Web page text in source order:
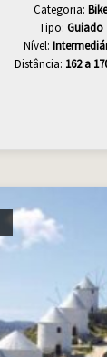
Categoria: Bike
Tipo: Guiado
Nível:
Distância: 162 a